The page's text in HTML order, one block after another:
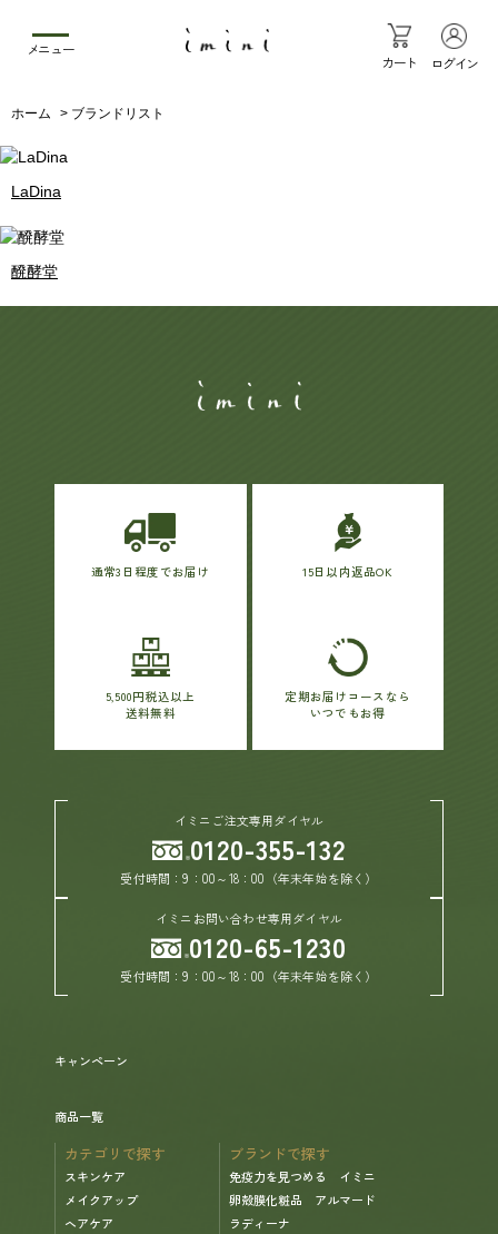
ヘルプ
お買い物ガイド
よくあるご質問
メニュー
カート ログイン
ホーム > ブランドリスト
LaDina
醗酵堂
通常3日程度でお届け 15日以内返品OK
5,500円税込以上
送料無料
定期お届けコースなら
いつでもお得
キャンペーン
商品一覧
カテゴリで探す
スキンケア
メイクアップ
ヘアケア
ブランドで探す
免疫力を見つめる イミニ
卵殻膜化粧品 アルマード
ラディーナ
イミニご注文専用ダイヤル
0120-355-132
受付時間：9：00～18：00（年末年始を除く）
イミニお問い合わせ専用ダイヤル
0120-65-1230
受付時間：9：00～18：00（年末年始を除く）